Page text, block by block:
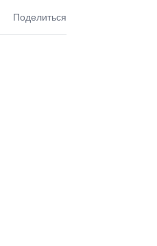
Поделиться